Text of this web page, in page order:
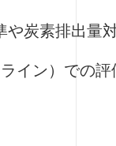
や炭素排出量
イン）での